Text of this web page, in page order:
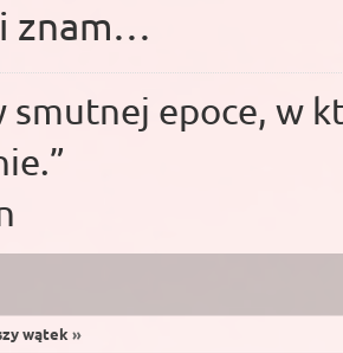
znam…
smutnej epoce, w
wątek »